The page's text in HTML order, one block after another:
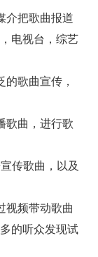
介把歌曲报道
电视台，综艺
歌曲宣传，
歌曲，进行歌
传歌曲，以及
视频带动歌曲
的听众发现试